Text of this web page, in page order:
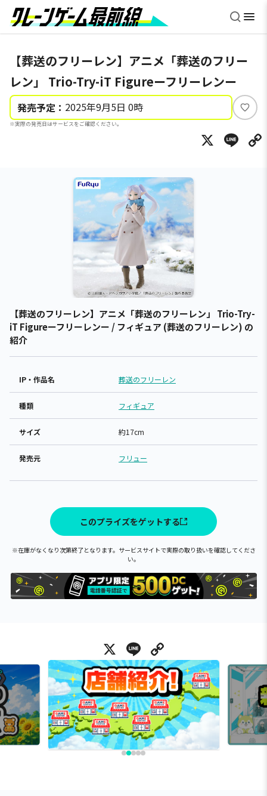
【葬送のフリーレン】アニメ「葬送のフリー
レン」 Trio-Try-iT Figureーフリーレンー
発売予定： 2025年9月5日 0時
※実際の発売日はサービスをご確認ください。
い
ね
X
【葬送のフリーレン】アニメ「葬送のフリーレン」 Trio-Try-
iT Figureーフリーレンー / フィギュア (葬送のフリーレン) の
紹介
IP・作品名 葬送のフリーレン
種類 フィギュア
サイズ 約17cm
発売元 フリュー
このプライズをゲットする
※在庫がなくなり次第終了となります。サービスサイトで実際の取り扱いを確認してくださ
い。
X Line